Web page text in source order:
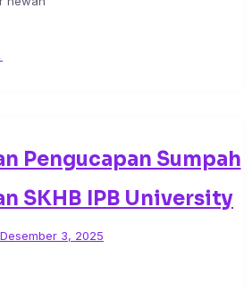
Pengucapan Sumpah
SKHB IPB University
Desember 3, 2025